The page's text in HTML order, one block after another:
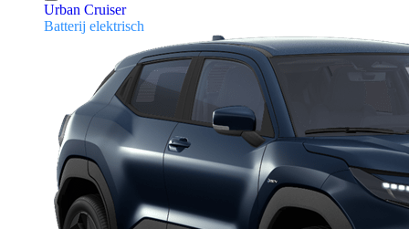
Urban Cruiser
Batterij elektrisch